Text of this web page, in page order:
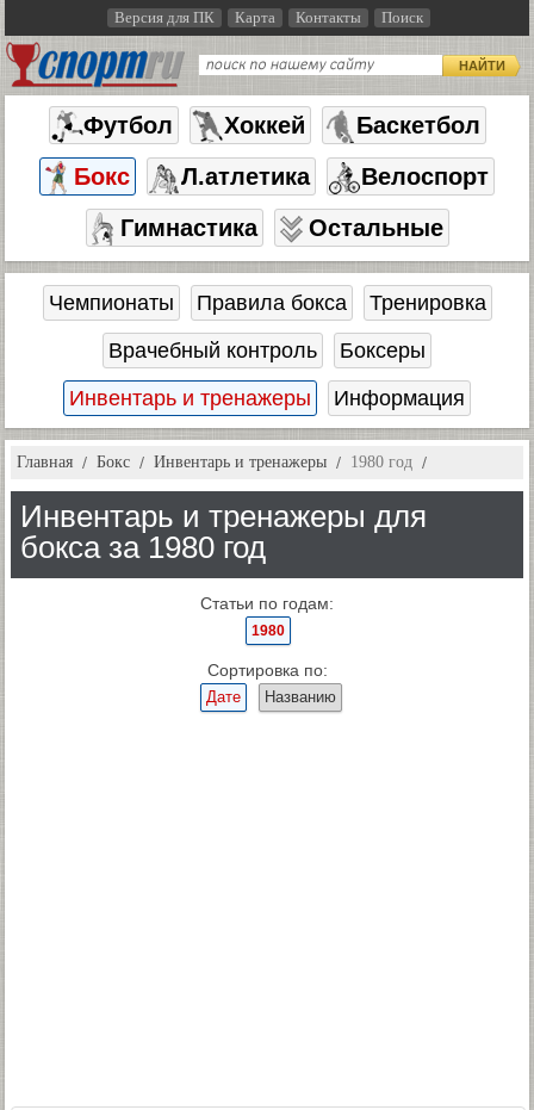
Версия для ПК Карта Контакты Поиск
НАЙТИ
Футбол Хоккей
Баскетбол
Бокс
Л.атлетика
Велоспорт
Гимнастика
Остальные
Чемпионаты Правила бокса
Тренировка
Врачебный контроль
Боксеры
Инвентарь и тренажеры
Информация
Главная Бокс Инвентарь и тренажеры 1980 год
Инвентарь и тренажеры для
бокса за 1980 год
Статьи по годам:
1980
Сортировка по:
Дате Названию